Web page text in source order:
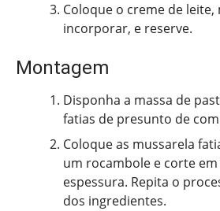
Coloque o creme de leite,
incorporar, e reserve.
Montagem
Disponha a massa de
fatias de presunto de
Coloque as mussarela
um rocambole e corte
espessura. Repita o
dos ingredientes.